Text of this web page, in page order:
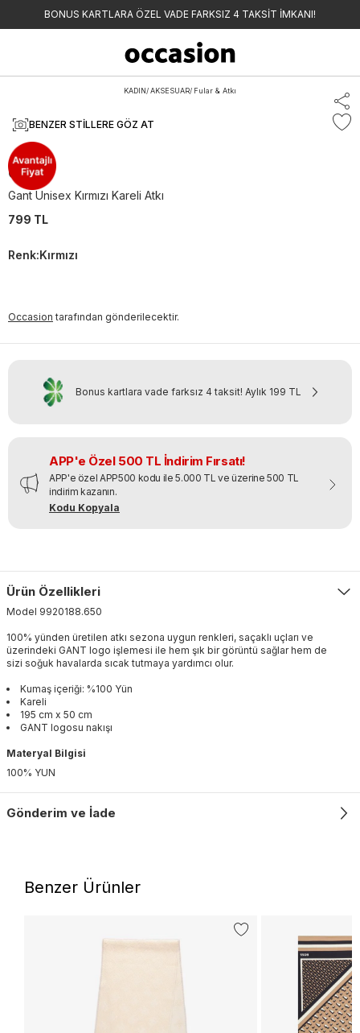
BONUS KARTLARA ÖZEL VADE FARKSIZ 4 TAKSİT İMKANI!
KADIN/AKSESUAR/ Fular & Atkı
BENZER STILLERE GÖZ AT
Gant
Gant Unisex Kırmızı Kareli Atkı
799 TL
Renk:Kırmızı
Occasion tarafından gönderilecektir.
Bonus kartlara vade farksız 4 taksit! Aylık 199 TL
APP'e Özel 500 TL İndirim Fırsatı!
APP'e özel APP500 kodu ile 5.000 TL ve üzerine 500 TL
indirim kazanın.
Kodu Kopyala
Ürün Özellikleri
Model 9920188.650
100% yünden üretilen atkı sezona uygun renkleri, saçaklı uçları ve
üzerindeki GANT logo işlemesi ile hem şık bir görüntü sağlar hem de
sizi soğuk havalarda sıcak tutmaya yardımcı olur.
Kumaş içeriği: %100 Yün
Kareli
195 cm x 50 cm
GANT logosu nakışı
Materyal Bilgisi
100% YUN
Gönderim ve İade
Benzer Ürünler